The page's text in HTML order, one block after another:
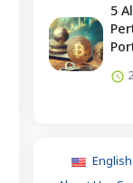
5
English